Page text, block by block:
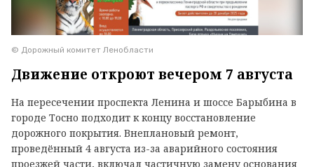
© Дорожный комитет Ленобласти
Движение откроют вечером 7 августа
На пересечении проспекта Ленина и шоссе Барыбина в
городе Тосно подходит к концу восстановление
дорожного покрытия. Внеплановый ремонт,
проведённый 4 августа из-за аварийного состояния
проезжей части, включал частичную замену основания